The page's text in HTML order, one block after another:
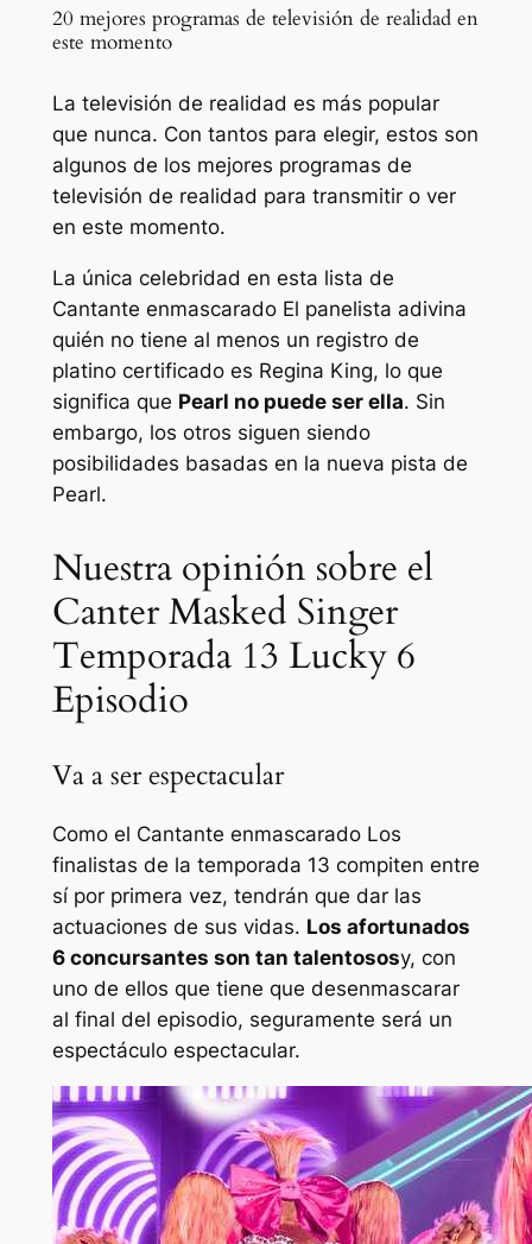
20 mejores programas de televisión de realidad en
este momento
La televisión de realidad es más popular
que nunca. Con tantos para elegir, estos son
algunos de los mejores programas de
televisión de realidad para transmitir o ver
en este momento.
La única celebridad en esta lista de
Cantante enmascaradoEl panelista adivina
quién no tiene al menos un registro de
platino certificado es Regina King, lo que
significa que Pearl no puede ser ella. Sin
embargo, los otros siguen siendo
posibilidades basadas en la nueva pista de
Pearl.
Nuestra opinión sobre el
Canter Masked Singer
Temporada 13 Lucky 6
Episodio
Va a ser espectacular
Como el Cantante enmascaradoLos
finalistas de la temporada 13 compiten entre
sí por primera vez, tendrán que dar las
actuaciones de sus vidas. Los afortunados
6 concursantes son tan talentososy, con
uno de ellos que tiene que desenmascarar
al final del episodio, seguramente será un
espectáculo espectacular.